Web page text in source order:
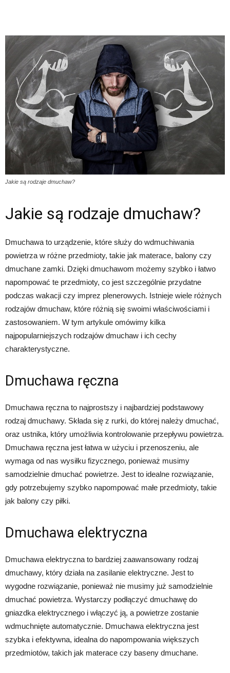
Jakie są rodzaje dmuchaw?
Jakie są rodzaje dmuchaw?
Dmuchawa to urządzenie, które służy do wdmuchiwania
powietrza w różne przedmioty, takie jak materace, balony czy
dmuchane zamki. Dzięki dmuchawom możemy szybko i łatwo
napompować te przedmioty, co jest szczególnie przydatne
podczas wakacji czy imprez plenerowych. Istnieje wiele różnych
rodzajów dmuchaw, które różnią się swoimi właściwościami i
zastosowaniem. W tym artykule omówimy kilka
najpopularniejszych rodzajów dmuchaw i ich cechy
charakterystyczne.
Dmuchawa ręczna
Dmuchawa ręczna to najprostszy i najbardziej podstawowy
rodzaj dmuchawy. Składa się z rurki, do której należy dmuchać,
oraz ustnika, który umożliwia kontrolowanie przepływu powietrza.
Dmuchawa ręczna jest łatwa w użyciu i przenoszeniu, ale
wymaga od nas wysiłku fizycznego, ponieważ musimy
samodzielnie dmuchać powietrze. Jest to idealne rozwiązanie,
gdy potrzebujemy szybko napompować małe przedmioty, takie
jak balony czy piłki.
Dmuchawa elektryczna
Dmuchawa elektryczna to bardziej zaawansowany rodzaj
dmuchawy, który działa na zasilanie elektryczne. Jest to
wygodne rozwiązanie, ponieważ nie musimy już samodzielnie
dmuchać powietrza. Wystarczy podłączyć dmuchawę do
gniazdka elektrycznego i włączyć ją, a powietrze zostanie
wdmuchnięte automatycznie. Dmuchawa elektryczna jest
szybka i efektywna, idealna do napompowania większych
przedmiotów, takich jak materace czy baseny dmuchane.